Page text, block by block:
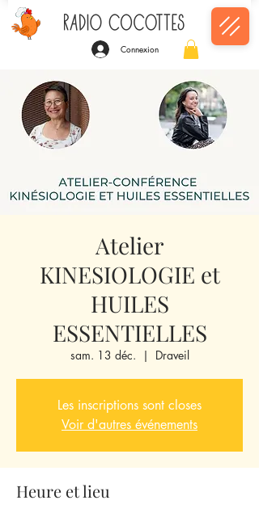
Connexion
Atelier
KINESIOLOGIE et
HUILES
ESSENTIELLES
sam. 13 déc.
  |
Draveil
Les inscriptions sont closes
Voir d'autres événements
Heure et lieu